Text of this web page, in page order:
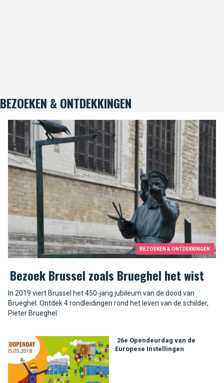
BEZOEKEN & ONTDEKKINGEN
BEZOEKEN & ONTDEKKINGEN
Bezoek Brussel zoals Brueghel het wist
In 2019 viert Brussel het 450-jarig jubileum van de dood van
Brueghel. Ontdek 4 rondleidingen rond het leven van de schilder,
Pieter Brueghel.
26e Opendeurdag van de
Europese Instellingen